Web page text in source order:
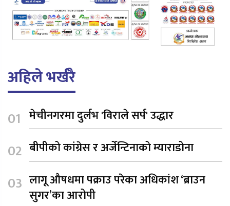
अहिले भर्खरै
मेचीनगरमा दुर्लभ 'विराले सर्प' उद्धार
बीपीको कांग्रेस र अर्जेन्टिनाको म्याराडोना
लागू औषधमा पक्राउ परेका अधिकांश ‘ब्राउन
सुगर’का आरोपी